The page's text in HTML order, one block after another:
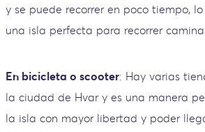
y se puede recorrer en poco tiempo,
una isla perfecta para recorrer
En bicicleta o scooter: Hay varias
la ciudad de Hvar y es una manera
la isla con mayor libertad y poder